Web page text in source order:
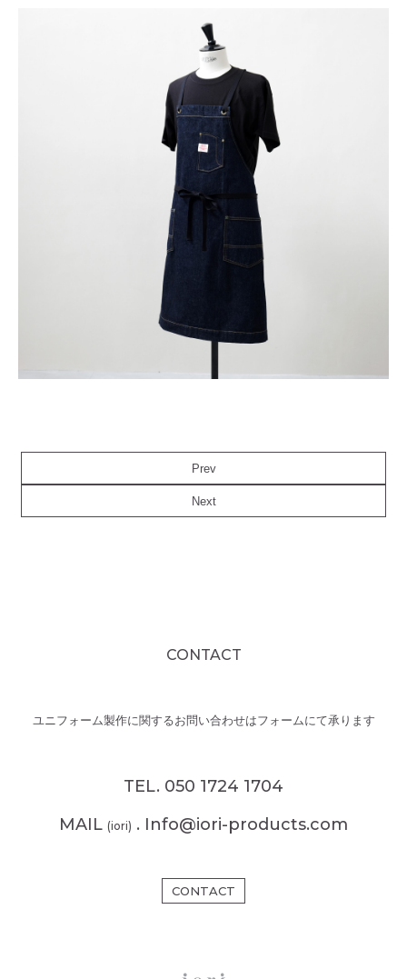
Prev
Next
CONTACT
ユニフォーム製作に関するお問い合わせはフォームにて承ります
TEL. 050 1724 1704
MAIL (iori) . Info@iori-products.com
CONTACT